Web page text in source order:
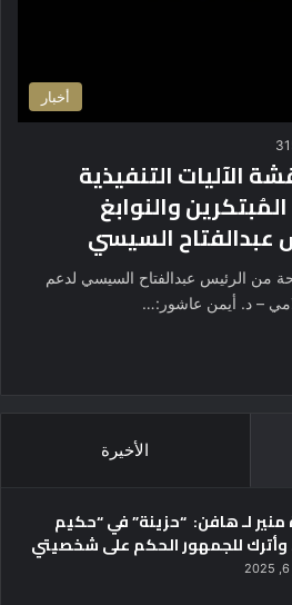
أخبار
الآليات التنفيذية
والنوابغ
عبدالفتاح السيسي
التعليم العالي: 100 منحة من الرئيس عبدالفتاح السيسي لدعم
– د. أيمن عاشور:…
الأخيرة
لـ هافن: “حزينة” في “حكيم
وأترك للجمهور الحكم على شخصيتي